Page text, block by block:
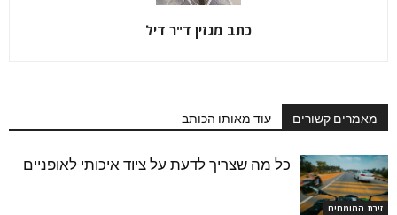
כתב מגזין ד"ר דיל
מאמרים קשורים עוד מאותו הכותב
זירת המומחים
כל מה שצריך לדעת על ציוד איכותי לאופניים